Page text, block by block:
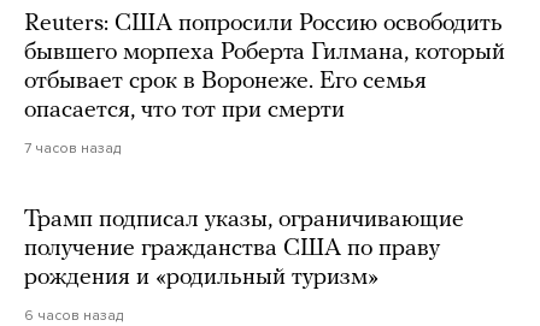
Reuters: США попросили Россию освободить
бывшего морпеха Роберта Гилмана, который
отбывает срок в Воронеже. Его семья
опасается, что тот при смерти
7 часов назад
Трамп подписал указы, ограничивающие
получение гражданства США по праву
рождения и «родильный туризм»
6 часов назад